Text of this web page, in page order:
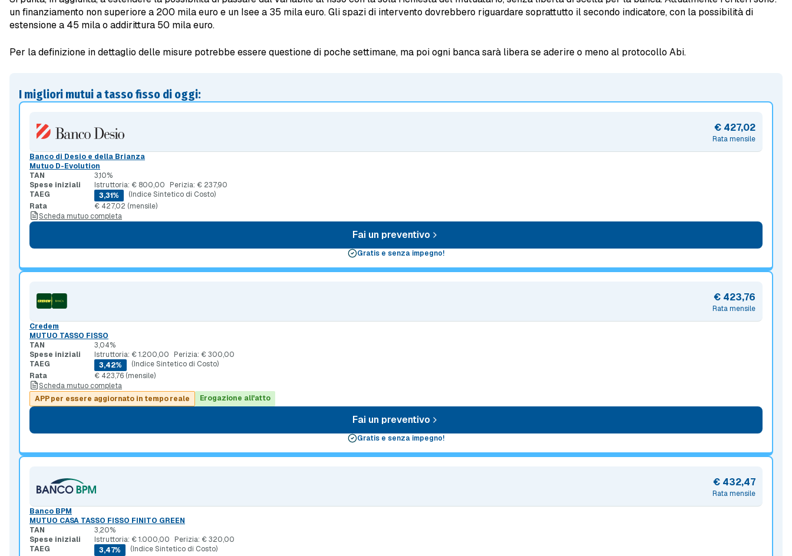
un finanziamento non superiore a 200 mila euro e un Isee a 35 mila euro. Gli spazi di intervento dovrebbero riguardare soprattutto il secondo indicatore, con la possibilità di
estensione a 45 mila o addirittura 50 mila euro.
Per la definizione in dettaglio delle misure potrebbe essere questione di poche settimane, ma poi ogni banca sarà libera se aderire o meno al protocollo Abi.
I migliori mutui a tasso fisso di oggi:
Rata mensile
€ 427,02
Banco di Desio e della Brianza
Mutuo D-Evolution
TAN
3,10%
Spese iniziali
Istruttoria: € 800,00
Perizia: € 237,90
TAEG
3,31%
(Indice Sintetico di Costo)
Rata
€ 427,02 (mensile)
Scheda mutuo completa
Fai un preventivo
Gratis e senza impegno!
Rata mensile
€ 423,76
Credem
MUTUO TASSO FISSO
TAN
3,04%
Spese iniziali
Istruttoria: € 1.200,00
Perizia: € 300,00
TAEG
3,42%
(Indice Sintetico di Costo)
Rata
€ 423,76 (mensile)
Scheda mutuo completa
APP per essere aggiornato in tempo reale
Erogazione all'atto
Fai un preventivo
Gratis e senza impegno!
Rata mensile
€ 432,47
Banco BPM
MUTUO CASA TASSO FISSO FINITO GREEN
TAN
3,20%
Spese iniziali
Istruttoria: € 1.000,00
Perizia: € 320,00
TAEG
3,47%
(Indice Sintetico di Costo)